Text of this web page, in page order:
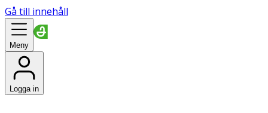
Gå till innehåll
Meny
Logga in